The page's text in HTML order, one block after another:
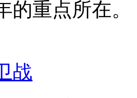
的重点所在。
战